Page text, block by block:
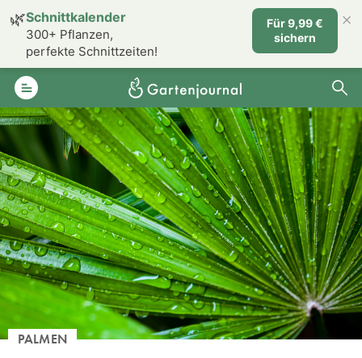
PALMEN
🌿Schnittkalender
300+ Pflanzen,
perfekte Schnittzeiten!
Für 9,99 €
sichern
×